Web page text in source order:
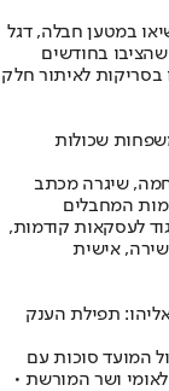
במטען חבלה, דגל
בחודשים
בסריקות לאיתור חלק
שכולות
שיגרה מכתב
המחבלים
לעסקאות קודמות,
אישית
תפילת הענק
המועד סוכות עם
ושר המורשת •